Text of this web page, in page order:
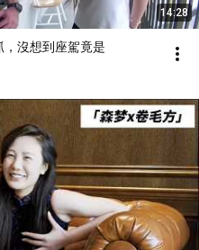
14:28
沒想到座駕竟是